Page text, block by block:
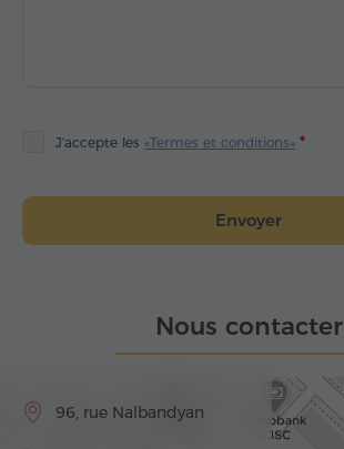
J'accepte les «Termes et conditions»
Envoyer
Nous contacter
96, rue Nalbandyan